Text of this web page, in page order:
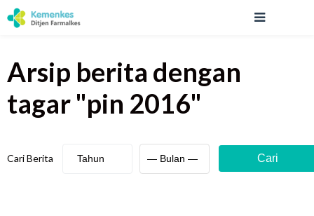
Arsip berita dengan
tagar "pin 2016"
Cari Berita Cari